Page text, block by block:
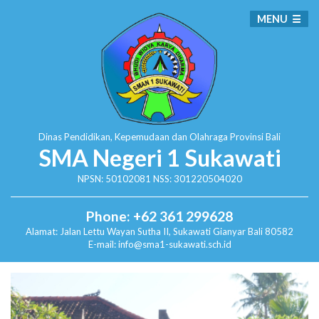
Dinas Pendidikan, Kepemudaan dan Olahraga Provinsi Bali
SMA Negeri 1 Sukawati
NPSN: 50102081 NSS: 301220504020
Phone: +62 361 299628
Alamat: Jalan Lettu Wayan Sutha II, SukawatiGianyar Bali 80582
E-mail: info@sma1-sukawati.sch.id
MENU